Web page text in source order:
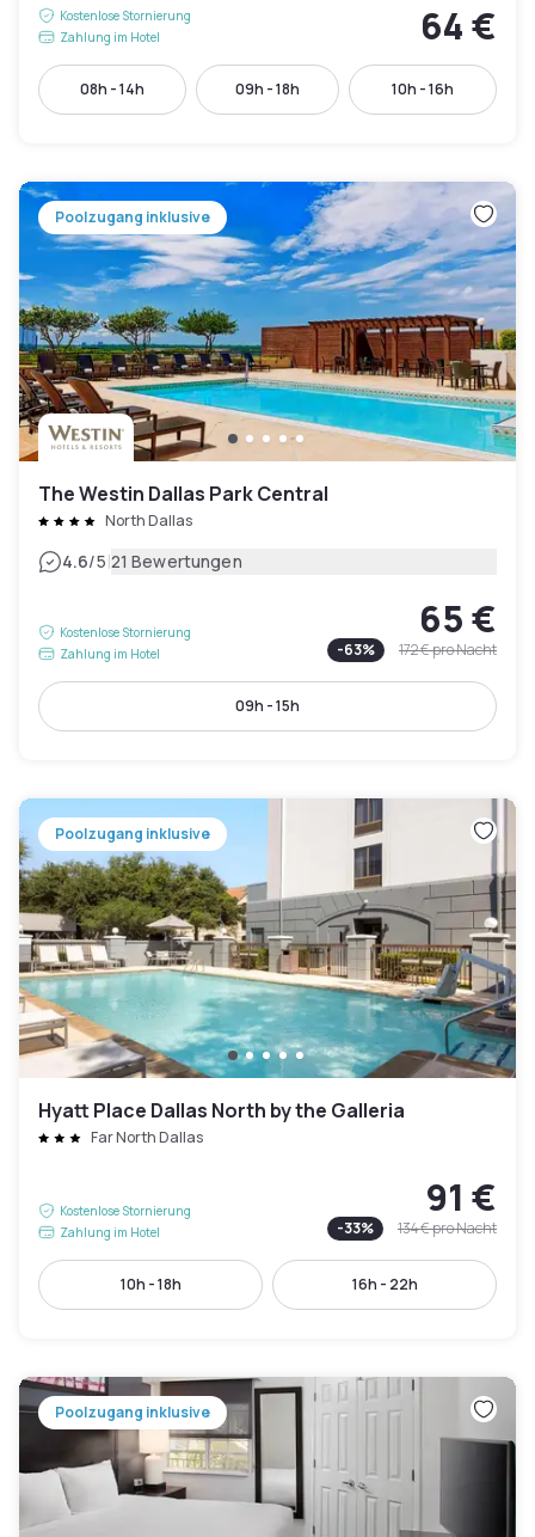
Kostenlose Stornierung
Zahlung im Hotel
64 €
08h - 14h 09h - 18h 10h - 16h
Poolzugang inklusive
The Westin Dallas Park Central
North Dallas
4.6/5|21 Bewertungen
Kostenlose Stornierung
Zahlung im Hotel
65 €
-63% 172 €pro Nacht
09h - 15h
Poolzugang inklusive
Hyatt Place Dallas North by the Galleria
Far North Dallas
Kostenlose Stornierung
Zahlung im Hotel
91 €
-33% 134 €pro Nacht
10h - 18h 16h - 22h
Poolzugang inklusive